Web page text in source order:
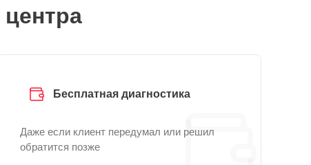
Бесплатная диагностика
Даже если клиент передумал или решил
обратится позже